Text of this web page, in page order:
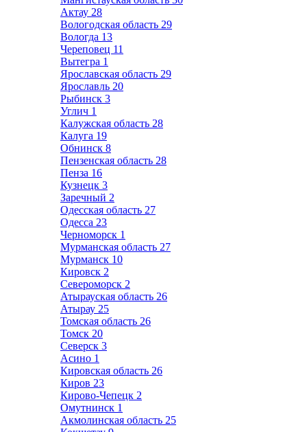
Актау 28
Вологодская область 29
Вологда 13
Череповец 11
Вытегра 1
Ярославская область 29
Ярославль 20
Рыбинск 3
Углич 1
Калужская область 28
Калуга 19
Обнинск 8
Пензенская область 28
Пенза 16
Кузнецк 3
Заречный 2
Одесская область 27
Одесса 23
Черноморск 1
Мурманская область 27
Мурманск 10
Кировск 2
Североморск 2
Атырауская область 26
Атырау 25
Томская область 26
Томск 20
Северск 3
Асино 1
Кировская область 26
Киров 23
Кирово-Чепецк 2
Омутнинск 1
Акмолинская область 25